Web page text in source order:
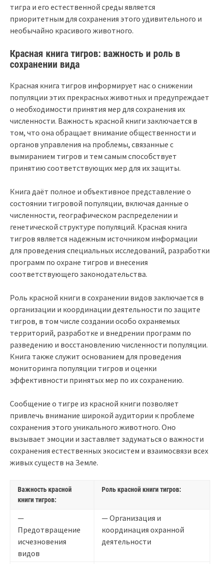
тигра и его естественной среды является
приоритетным для сохранения этого удивительного и
необычайно красивого животного.
Красная книга тигров: важность и роль в
сохранении вида
Красная книга тигров информирует нас о снижении
популяции этих прекрасных животных и предупреждает
о необходимости принятия мер для сохранения их
численности. Важность красной книги заключается в
том, что она обращает внимание общественности и
органов управления на проблемы, связанные с
вымиранием тигров и тем самым способствует
принятию соответствующих мер для их защиты.
Книга даёт полное и объективное представление о
состоянии тигровой популяции, включая данные о
численности, географическом распределении и
генетической структуре популяций. Красная книга
тигров является надежным источником информации
для проведения специальных исследований, разработки
программ по охране тигров и внесения
соответствующего законодательства.
Роль красной книги в сохранении видов заключается в
организации и координации деятельности по защите
тигров, в том числе создании особо охраняемых
территорий, разработке и внедрении программ по
разведению и восстановлению численности популяции.
Книга также служит основанием для проведения
мониторинга популяции тигров и оценки
эффективности принятых мер по их сохранению.
Сообщение о тигре из красной книги позволяет
привлечь внимание широкой аудитории к проблеме
сохранения этого уникального животного. Оно
вызывает эмоции и заставляет задуматься о важности
сохранения естественных экосистем и взаимосвязи всех
живых существ на Земле.
Важность красной
книги тигров:
Роль красной книги тигров:
—
Предотвращение
исчезновения
видов
— Организация и
координация охранной
деятельности